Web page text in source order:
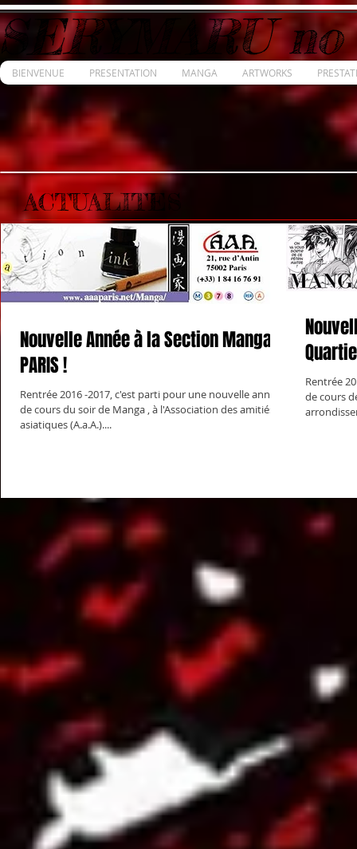
no
ACTUALITES
Nouvelle Année à la Section Manga,
PARIS !
Rentrée 2016 -2017, c'est parti pour une nouvelle année
de cours du soir de Manga , à l'Association des amitiés
asiatiques (A.a.A.)....
Rentrée
de cours de Manga dans
BIENVENUE PRESENTATION MANGA ARTWORKS